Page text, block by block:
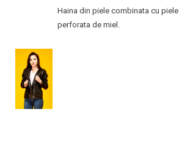
Haina din piele combinata cu piele
perforata de miel.